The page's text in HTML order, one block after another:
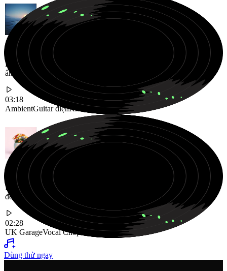
Không gian âm thanh Ambient nhẹ nhàng với kết cấu guitar điện
ấm áp và bầu không khí yên bình
03:18
AmbientGuitar điệnKhông khí ấm áp
Bản nhạc UK Garage sôi động, được thúc đẩy bởi nhịp điệu và các
đoạn vocal cắt ghép đầy năng lượng
02:28
UK GarageVocal Chops Sôi động
Dùng thử ngay